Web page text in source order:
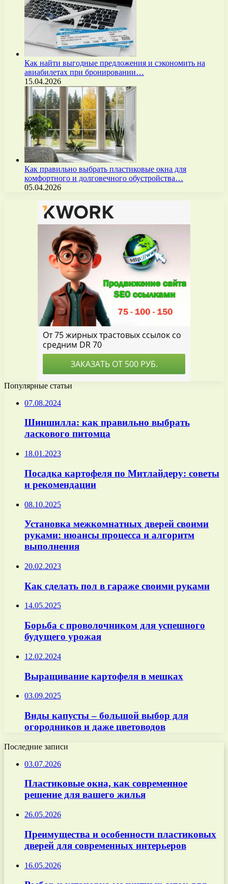
Как найти выгодные предложения и сэкономить на
авиабилетах при бронировании…
15.04.2026
Как правильно выбрать пластиковые окна для
комфортного и долговечного обустройства…
05.04.2026
Популярные статьи
07.08.2024
Шиншилла: как правильно выбрать
ласкового питомца
18.01.2023
Посадка картофеля по Митлайдеру: советы
и рекомендации
08.10.2025
Установка межкомнатных дверей своими
руками: нюансы процесса и алгоритм
выполнения
20.02.2023
Как сделать пол в гараже своими руками
14.05.2025
Борьба с проволочником для успешного
будущего урожая
12.02.2024
Выращивание картофеля в мешках
03.09.2025
Виды капусты – большой выбор для
огородников и даже цветоводов
Последние записи
03.07.2026
Пластиковые окна, как современное
решение для вашего жилья
26.05.2026
Преимущества и особенности пластиковых
дверей для современных интерьеров
16.05.2026